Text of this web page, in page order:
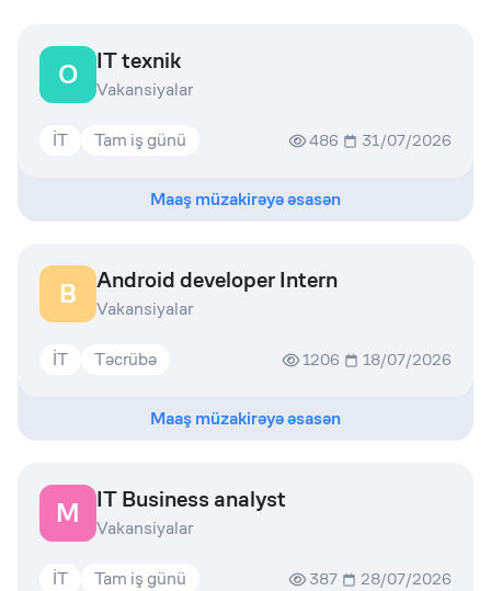
O IT texnik
Vakansiyalar
İT Tam iş günü 486 31/07/2026
Maaş müzakirəyə əsasən
B Android developer Intern
Vakansiyalar
İT Təcrübə 1206 18/07/2026
Maaş müzakirəyə əsasən
M IT Business analyst
Vakansiyalar
İT Tam iş günü 387 28/07/2026